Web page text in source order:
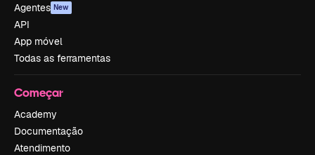
Agentes New
API
App móvel
Todas as ferramentas
Começar
Academy
Documentação
Atendimento